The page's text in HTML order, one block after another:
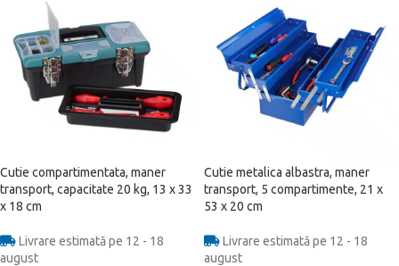
Cutie compartimentata, maner
transport, capacitate 20 kg, 13 x 33
x 18 cm
Livrare estimată pe 12 - 18
august
Cutie metalica albastra, maner
transport, 5 compartimente, 21 x
53 x 20 cm
Livrare estimată pe 12 - 18
august